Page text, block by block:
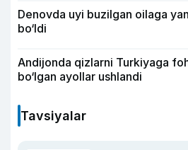
Denovda uyi buzilgan oilaga
bo‘ldi
Andijonda qizlarni Turkiyaga
bo‘lgan ayollar ushlandi
Tavsiyalar